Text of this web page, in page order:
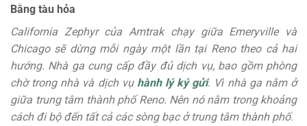
Bằng tàu hỏa
California Zephyr của Amtrak chạy giữa Emeryville và
Chicago sẽ dừng mỗi ngày một lần tại Reno theo cả hai
hướng. Nhà ga cung cấp đầy đủ dịch vụ, bao gồm phòng
chờ trong nhà và dịch vụ hành lý ký gửi. Vì nhà ga nằm ở
giữa trung tâm thành phố Reno. Nên nó nằm trong khoảng
cách đi bộ đến tất cả các sòng bạc ở trung tâm thành phố.